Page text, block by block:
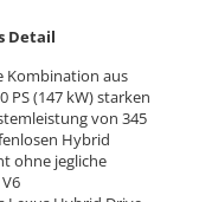
Detail
Kombination aus
PS (147 kW) starken
von 345
Hybrid
ohne jegliche